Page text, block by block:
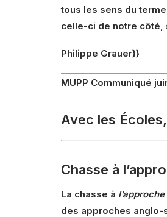
tous les sens du
celle-ci de notre côté,
Philippe Grauer}}
MUPP Communiqué
Avec les
Chasse à
La chasse à
des approches anglo-